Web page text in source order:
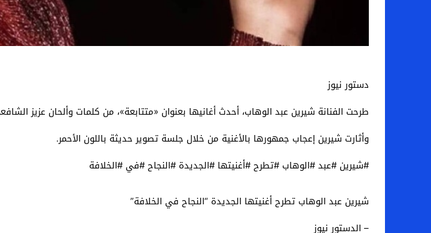
دستور نيوز
طرحت الفنانة شيرين عبد الوهاب، أحدث أغانيها بعنوان «متتابعة»، من كلمات وألحان عزيز
وأثارت شيرين إعجاب جمهورها بالأغنية من خلال جلسة تصوير حديثة باللون الأحمر.
#شيرين #عبد #الوهاب #تطرح #أغنيتها #الجديدة #النجاح #في #الخلافة
شيرين عبد الوهاب تطرح أغنيتها الجديدة “النجاح في الخلافة”
– الدستور نيوز